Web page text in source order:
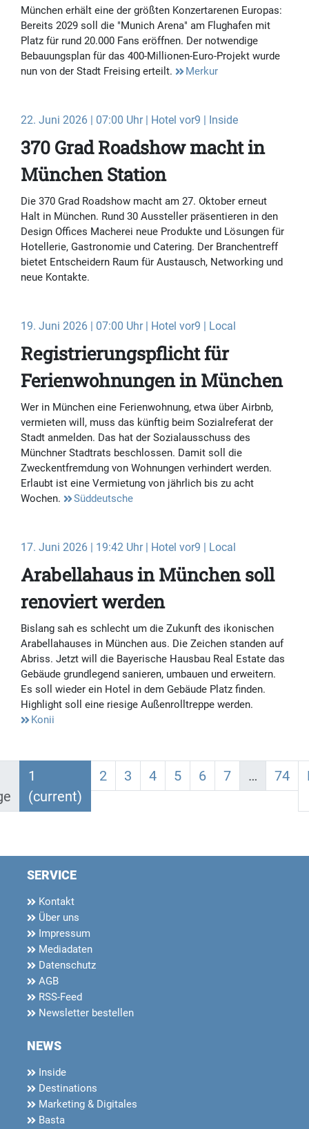
München erhält eine der größten Konzertarenen Europas:
Bereits 2029 soll die "Munich Arena" am Flughafen mit
Platz für rund 20.000 Fans eröffnen. Der notwendige
Bebauungsplan für das 400-Millionen-Euro-Projekt wurde
nun von der Stadt Freising erteilt.
Merkur
22. Juni 2026 | 07:00 Uhr | Hotel vor9 | Inside
370 Grad Roadshow macht in
München Station
Die 370 Grad Roadshow macht am 27. Oktober erneut
Halt in München. Rund 30 Aussteller präsentieren in den
Design Offices Macherei neue Produkte und Lösungen für
Hotellerie, Gastronomie und Catering. Der Branchentreff
bietet Entscheidern Raum für Austausch, Networking und
neue Kontakte.
19. Juni 2026 | 07:00 Uhr | Hotel vor9 | Local
Registrierungspflicht für
Ferienwohnungen in München
Wer in München eine Ferienwohnung, etwa über Airbnb,
vermieten will, muss das künftig beim Sozialreferat der
Stadt anmelden. Das hat der Sozialausschuss des
Münchner Stadtrats beschlossen. Damit soll die
Zweckentfremdung von Wohnungen verhindert werden.
Erlaubt ist eine Vermietung von jährlich bis zu acht
Wochen.
Süddeutsche
17. Juni 2026 | 19:42 Uhr | Hotel vor9 | Local
Arabellahaus in München soll
renoviert werden
Bislang sah es schlecht um die Zukunft des ikonischen
Arabellahauses in München aus. Die Zeichen standen auf
Abriss. Jetzt will die Bayerische Hausbau Real Estate das
Gebäude grundlegend sanieren, umbauen und erweitern.
Es soll wieder ein Hotel in dem Gebäude Platz finden.
Highlight soll eine riesige Außenrolltreppe werden.
Konii
1
(current)
2 3 4 5 6 7 … 74
SERVICE
Kontakt
Über uns
Impressum
Mediadaten
Datenschutz
AGB
RSS-Feed
Newsletter bestellen
NEWS
Inside
Destinations
Marketing & Digitales
Basta